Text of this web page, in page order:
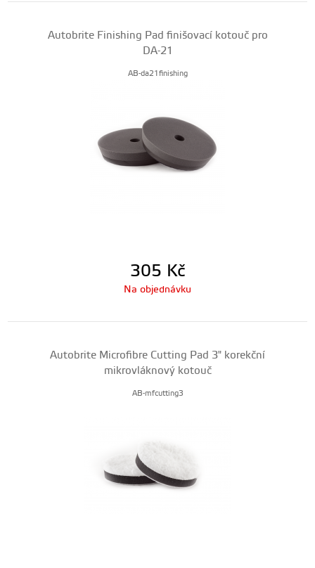
Autobrite Finishing Pad finišovací kotouč pro
DA-21
AB-da21finishing
305 Kč
Na objednávku
Autobrite Microfibre Cutting Pad 3" korekční
mikrovláknový kotouč
AB-mfcutting3